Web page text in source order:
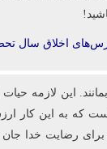
اخلاق سال تحصیلی
این لازمه
که به این کار
رضایت خدا جان